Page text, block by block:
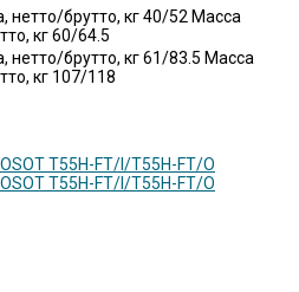
нетто/брутто, кг 40/52 Масса
кг 60/64.5
нетто/брутто, кг 61/83.5 Масса
кг 107/118